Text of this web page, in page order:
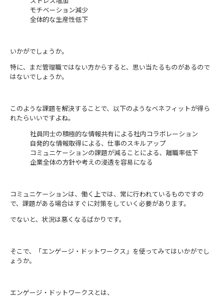
モチベーション減少
全体的な生産性低下
いかがでしょうか。
特に、まだ管理職ではない方からすると、思い当たるものがあるので
はないでしょうか。
このような課題を解決することで、以下のようなベネフィットが得ら
れたらいいですよね。
社員同士の積極的な情報共有による社内コラボレーション
自発的な情報取得による、仕事のスキルアップ
コミュニケーションの課題が減ることによる、離職率低下
企業全体の方針や考えの浸透を容易になる
コミュニケーションは、働く上では、常に行われているものですの
で、課題がある場合はすぐに対策をしていく必要があります。
でないと、状況は悪くなるばかりです。
そこで、「エンゲージ・ドットワークス」を使ってみてはいかがでし
ょうか。
エンゲージ・ドットワークスとは、